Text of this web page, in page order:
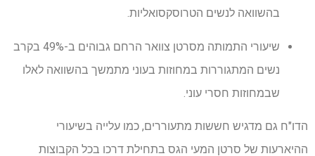
בהשוואה לנשים הטרוסקסואליות.
שיעורי התמותה מסרטן צוואר הרחם גבוהים ב-49% בקרב
נשים המתגוררות במחוזות בעוני מתמשך בהשוואה לאלו
שבמחוזות חסרי עוני.
הדו"ח גם מדגיש חששות מתעוררים, כמו עלייה בשיעורי
ההיארעות של סרטן המעי הגס בתחילת דרכו בכל הקבוצות